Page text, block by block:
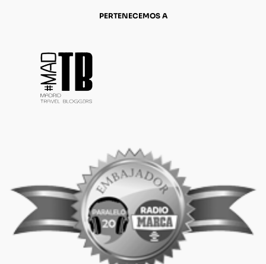
PERTENECEMOS A